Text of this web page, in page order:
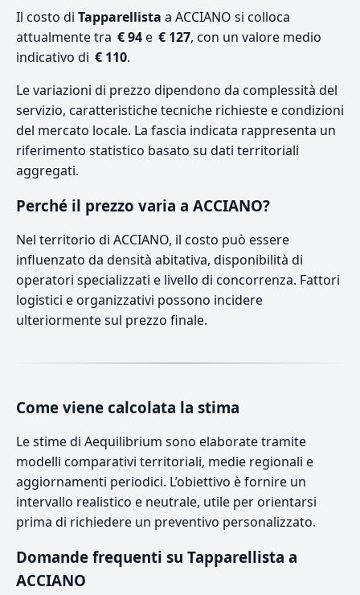
Il costo di Tapparellista a ACCIANO si colloca
attualmente tra € 94e € 127, con un valore medio
indicativo di € 110.
Le variazioni di prezzo dipendono da complessità del
servizio, caratteristiche tecniche richieste e condizioni
del mercato locale. La fascia indicata rappresenta un
riferimento statistico basato su dati territoriali
aggregati.
Perché il prezzo varia a ACCIANO?
Nel territorio di ACCIANO, il costo può essere
influenzato da densità abitativa, disponibilità di
operatori specializzati e livello di concorrenza. Fattori
logistici e organizzativi possono incidere
ulteriormente sul prezzo finale.
Come viene calcolata la stima
Le stime di Aequilibrium sono elaborate tramite
modelli comparativi territoriali, medie regionali e
aggiornamenti periodici. L’obiettivo è fornire un
intervallo realistico e neutrale, utile per orientarsi
prima di richiedere un preventivo personalizzato.
Domande frequenti su Tapparellista a
ACCIANO